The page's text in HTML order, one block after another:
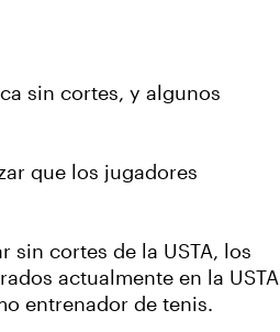
sin cortes, y algunos
que los jugadores
sin cortes de la USTA, los
actualmente en la USTA
entrenador de tenis.